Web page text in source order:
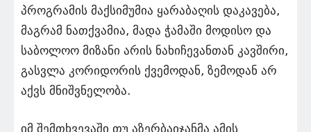
პროგრამის მაქსიმუმია ყარაბაღის დაკავება,
მაგრამ ნათქვამია, მადა ჭამაში მოდისო და
საბოლოო მიზანი არის ნახიჩევანთან კავშირი,
გასვლა კორიდორის ქვემოდან, ზემოდან არ
აქვს მნიშვნელობა.
იმ შემთხვევაში თუ აზერბაიჯანმა ამის